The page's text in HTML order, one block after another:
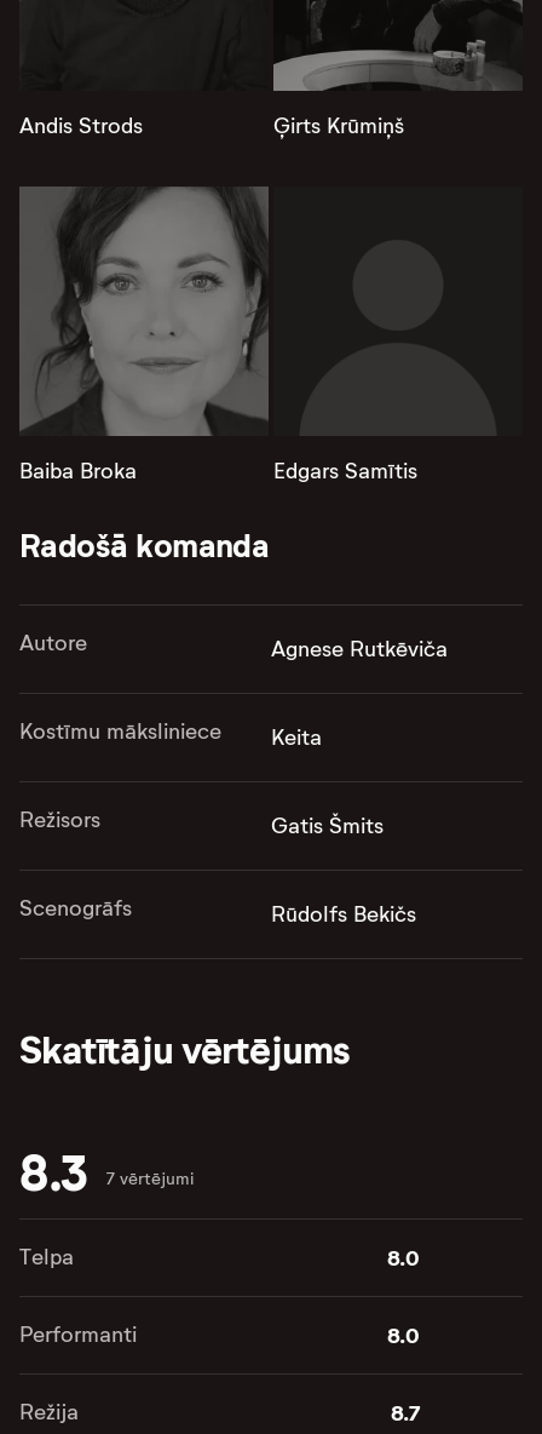
Andis Strods Ģirts Krūmiņš
Baiba Broka Edgars Samītis
Radošā komanda
Autore Agnese Rutkēviča
Kostīmu māksliniece Keita
Režisors Gatis Šmits
Scenogrāfs Rūdolfs Bekičs
Skatītāju vērtējums
8.3 7 vērtējumi
Telpa 8.0
Performanti 8.0
Režija 8.7